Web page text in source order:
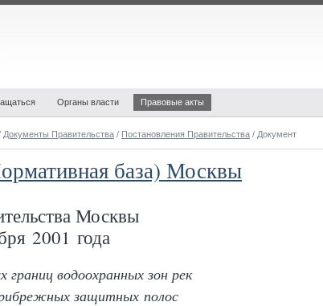
Органы власти Правовые акты
Документы Правительства / Постановления Правительства / Документ
база) Москвы
Москвы
2001 года
водоохранных зон рек
защитных полос